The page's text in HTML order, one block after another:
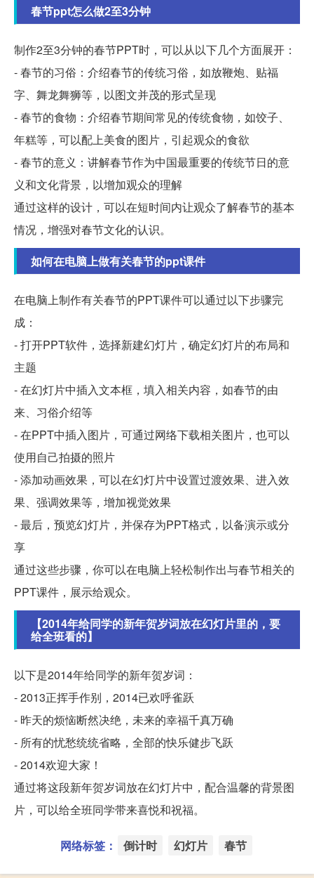
春节ppt怎么做2至3分钟
制作2至3分钟的春节PPT时，可以从以下几个方面展开：
- 春节的习俗：介绍春节的传统习俗，如放鞭炮、贴福
字、舞龙舞狮等，以图文并茂的形式呈现
- 春节的食物：介绍春节期间常见的传统食物，如饺子、
年糕等，可以配上美食的图片，引起观众的食欲
- 春节的意义：讲解春节作为中国最重要的传统节日的意
义和文化背景，以增加观众的理解
通过这样的设计，可以在短时间内让观众了解春节的基本
情况，增强对春节文化的认识。
如何在电脑上做有关春节的ppt课件
在电脑上制作有关春节的PPT课件可以通过以下步骤完
成：
- 打开PPT软件，选择新建幻灯片，确定幻灯片的布局和
主题
- 在幻灯片中插入文本框，填入相关内容，如春节的由
来、习俗介绍等
- 在PPT中插入图片，可通过网络下载相关图片，也可以
使用自己拍摄的照片
- 添加动画效果，可以在幻灯片中设置过渡效果、进入效
果、强调效果等，增加视觉效果
- 最后，预览幻灯片，并保存为PPT格式，以备演示或分
享
通过这些步骤，你可以在电脑上轻松制作出与春节相关的
PPT课件，展示给观众。
【2014年给同学的新年贺岁词放在幻灯片里的，要
给全班看的】
以下是2014年给同学的新年贺岁词：
- 2013正挥手作别，2014已欢呼雀跃
- 昨天的烦恼断然决绝，未来的幸福千真万确
- 所有的忧愁统统省略，全部的快乐健步飞跃
- 2014欢迎大家！
通过将这段新年贺岁词放在幻灯片中，配合温馨的背景图
片，可以给全班同学带来喜悦和祝福。
网络标签： 倒计时 幻灯片 春节